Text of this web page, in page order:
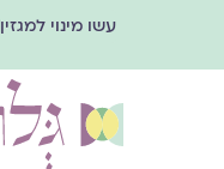
עשו מינוי למגזין